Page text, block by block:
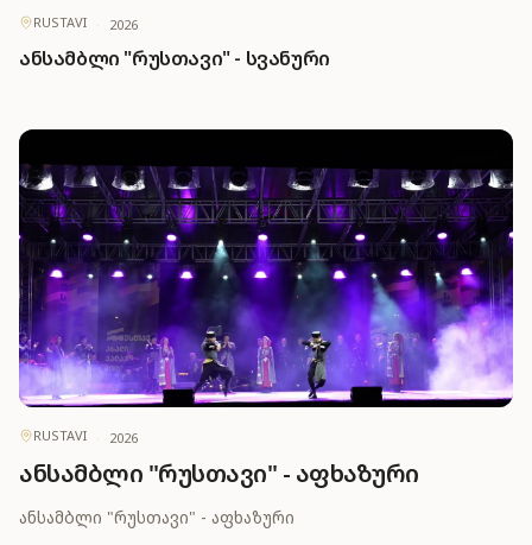
RUSTAVI · 2026
ანსამბლი "რუსთავი" - სვანური
RUSTAVI · 2026
ანსამბლი "რუსთავი" - აფხაზური
ანსამბლი "რუსთავი" - აფხაზური